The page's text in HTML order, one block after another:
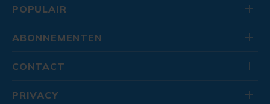
POPULAIR
ABONNEMENTEN
CONTACT
PRIVACY